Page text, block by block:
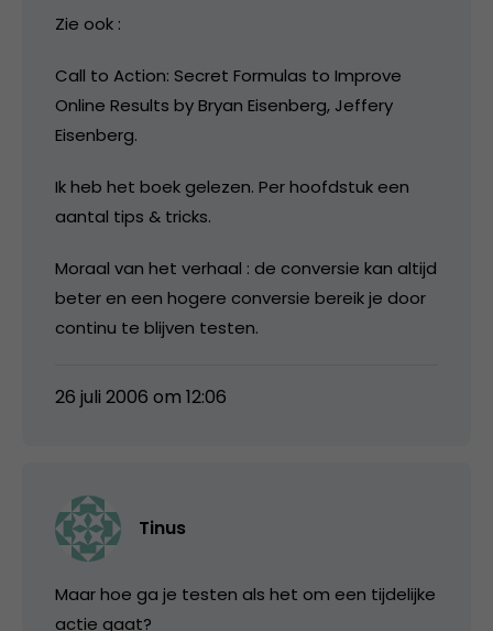
Zie ook :
Call to Action: Secret Formulas to Improve
Online Results by Bryan Eisenberg, Jeffery
Eisenberg.
Ik heb het boek gelezen. Per hoofdstuk een
aantal tips & tricks.
Moraal van het verhaal : de conversie kan altijd
beter en een hogere conversie bereik je door
continu te blijven testen.
26 juli 2006 om 12:06
Tinus
Maar hoe ga je testen als het om een tijdelijke
actie gaat?